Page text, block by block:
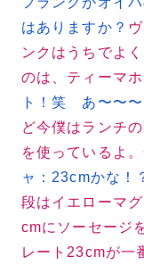
はありますか？
ンクはうちでよ
のは、ティーマ
ト！笑 あ〜〜〜
ど今僕はランチ
を使っているよ
ャ：23cmかな！
段はイエローマ
cmにソーセージ
レート23cmが一